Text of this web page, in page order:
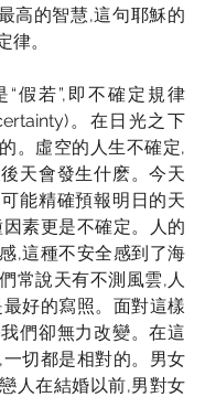
高的智慧,這句耶穌的
律。
假若”,即不確定規律
。在日光之下
。虛空的人生不確定,
天會發生什麽。今天
能精確預報明日的天
素更是不確定。人的
,這種不安全感到了海
常說天有不測風雲,人
好的寫照。面對這樣
們卻無力改變。在這
切都是相對的。男女
人在結婚以前,男對女